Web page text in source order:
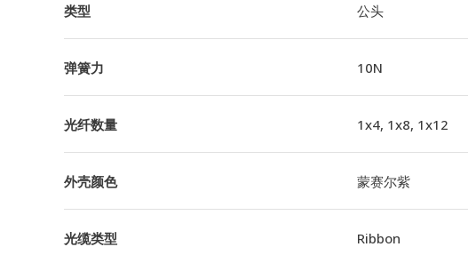
类型 公头
弹簧力 10N
光纤数量 1x4, 1x8, 1x12
外壳颜色 蒙赛尔紫
光缆类型 Ribbon